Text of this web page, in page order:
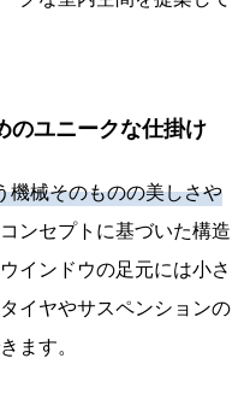
のユニークな仕掛け
機械そのものの美しさや
ンセプトに基づいた構造
インドウの足元には小さ
イヤやサスペンションの
ます。